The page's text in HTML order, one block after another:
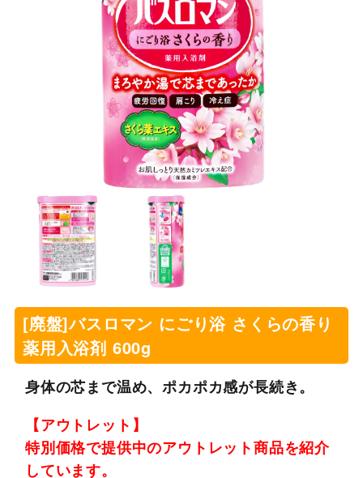
[廃盤]バスロマン にごり浴 さくらの香り
薬用入浴剤 600g
身体の芯まで温め、ポカポカ感が長続き。
【アウトレット】
特別価格で提供中のアウトレット商品を紹介
しています。